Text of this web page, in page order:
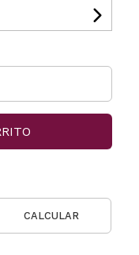
CALCULAR